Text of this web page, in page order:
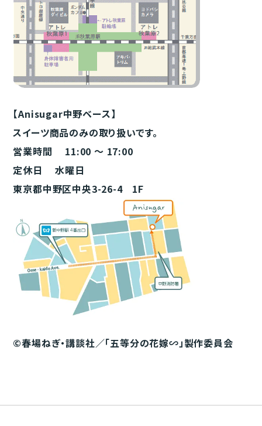
【Anisugar中野ベース】
スイーツ商品のみの取り扱いです。
営業時間 11:00 ～ 17:00
定休日 水曜日
東京都中野区中央3-26-4 1F
©春場ねぎ・講談社／「五等分の花嫁∽」製作委員会